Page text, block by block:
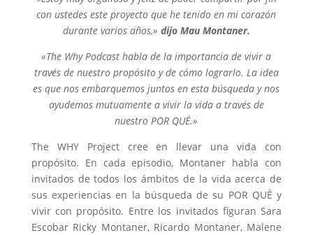
con ustedes este proyecto que he tenido en mi corazón
durante varios años,» dijo Mau Montaner.
«The Why Podcast habla de la importancia de vivir a
través de nuestro propósito y de cómo lograrlo. La idea
es que nos embarquemos juntos en esta búsqueda y nos
ayudemos mutuamente a vivir la vida a través de
nuestro POR QUÉ.»
The WHY Project cree en llevar una vida con
propósito. En cada episodio, Montaner habla con
invitados de todos los ámbitos de la vida acerca de
sus experiencias en la búsqueda de su POR QUÉ y
vivir con propósito. Entre los invitados figuran Sara
Escobar Ricky Montaner, Ricardo Montaner, Malene